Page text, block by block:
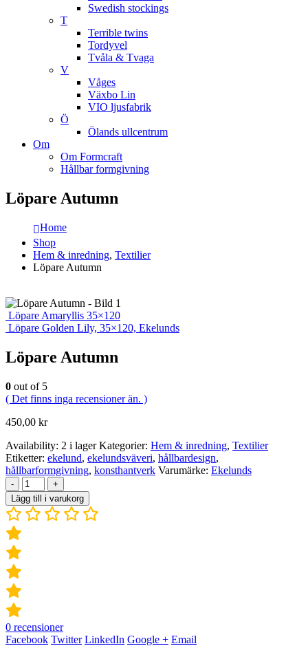
Swedish stockings
T
Terrible twins
Tordyvel
Tvåla & Tvaga
V
Våges
Växbo Lin
VIO ljusfabrik
Ö
Ölands ullcentrum
Om
Om Formcraft
Hållbar formgivning
Löpare Autumn
Home
Shop
Hem & inredning, Textilier
Löpare Autumn
Löpare Amaryllis 35×120
Löpare Golden Lily, 35×120, Ekelunds
Löpare Autumn
0 out of 5
( Det finns inga recensioner än. )
450,00 kr
Availability: 2 i lager Kategorier: Hem & inredning, Textilier
Etiketter: ekelund, ekelundsväveri, hållbardesign,
hållbarformgivning, konsthantverk Varumärke: Ekelunds
-
+
Lägg till i varukorg
0 recensioner
Facebook Twitter LinkedIn Google + Email